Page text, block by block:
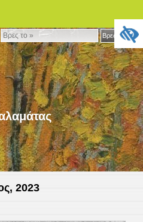
Βρες
το
»
Βρες το »
2023